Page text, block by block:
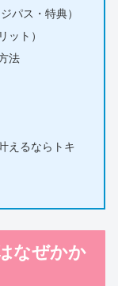
パス・特典）
ト）
法
えるならトキ
なぜかか